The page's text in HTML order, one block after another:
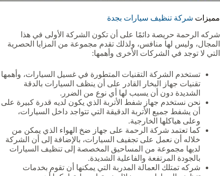
مميزات شركة تنظيف سيارات بجدة
شركه الرحمة حريصة دائمًا على أن تكون الشركة الأولى في هذا
المجال، وليس لها منافس، ولذلك تقدم مجموعة من المزايا الحصرية
التي لا توجد في الشركات الأخرى وأهمها:
تستخدم الشركة التقنيات المتطورة في غسيل السيارات، وأهمها
تقنيات جهاز البخار القادر على أن ينظف السيارات بالدقة
الشديدة دون أن يسبب لها أي نوع من الضرر.
نحن نستخدم جهاز شفط الأتربة الذي يكون لديه قدرة كبيرة على
أن يشفط جميع الأتربة الدقيقة التي تتواجد داخل السيارات،
وعلى هياكلها الخارجية.
كما تعتمد شركة الرحمة على جهاز ضخ الهواء الذي يمكن من
خلاله أن نعمل على تجفيف السيارات، بالإضافة إلى أن الشركة
لديها مجموعة من المساحيق المخصصة إلى تنظيف السيارات
بالجودة المرتفعة والفاعلية الشديدة.
شركه تمتلك العمالة المدربة التي يمكنها أن تقوم بخدمات